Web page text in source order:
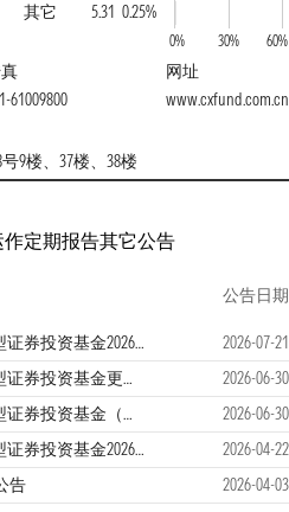
其它
5.31 0.25%
0% 30% 60%
61009800
网址
www.cxfund.com.cn
9楼、37楼、38楼
作定期报告其它公告
公告日期
长信30天滚动持有短债债券型证券投资基金2026年第2季度报告
2026-07-21
长信30天滚动持有短债债券型证券投资基金更新的招募说明书（2026年第【1】号）
2026-06-30
长信30天滚动持有短债债券型证券投资基金（长信30天滚动持有短债债券A类份额）基金产品资料概要更新
2026-06-30
长信30天滚动持有短债债券型证券投资基金2026年第1季度报告
2026-04-22
告
2026-04-03